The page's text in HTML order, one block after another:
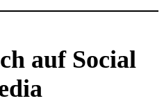
auf Social